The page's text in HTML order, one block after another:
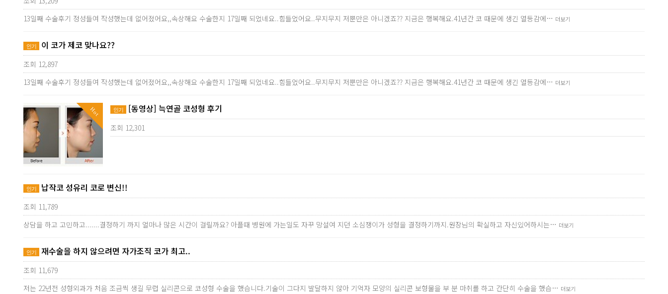
13일째 수술후기 정성들여 작성했는데 없어졌어요,,속상해요 수술한지 17일째 되었네요..힘들었어요..무지무지 저뿐만은 아니겠죠?? 지금은 행복해요.41년간 코 때문에 생긴 열등감에… 더보기
인기 이 코가 제코 맞나요??
조회 12,897
13일째 수술후기 정성들여 작성했는데 없어졌어요,,속상해요 수술한지 17일째 되었네요..힘들었어요..무지무지 저뿐만은 아니겠죠?? 지금은 행복해요.41년간 코 때문에 생긴 열등감에… 더보기
Hot 인기 [동영상] 늑연골 코성형 후기
조회 12,301
인기 납작코 성유리 코로 변신!!
조회 11,789
상담을 하고 고민하고.......결정하기 까지 얼마나 많은 시간이 걸릴까요? 아플때 병원에 가는일도 자꾸 망설여 지던 소심쟁이가 성형을 결정하기까지.원장님의 확실하고 자신있어하시는… 더보기
인기 재수술을 하지 않으려면 자가조직 코가 최고..
조회 11,679
저는 22년전 성형외과가 처음 조금씩 생길 무렵 실리콘으로 코성형 수술을 했습니다.기술이 그다지 발달하지 않아 기억자 모양의 실리콘 보형물을 부 분 마취를 하고 간단히 수술을 했습… 더보기